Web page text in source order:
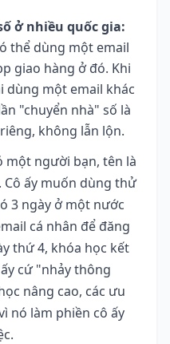
ở nhiều quốc gia:
thể dùng một email
giao hàng ở đó. Khi
dùng một email khác
"chuyển nhà" số là
không lẫn lộn.
một người bạn, tên là
Cô ấy muốn dùng thử
3 ngày ở một nước
cá nhân để đăng
thứ 4, khóa học kết
cứ "nhảy thông
nâng cao, các ưu
nó làm phiền cô ấy